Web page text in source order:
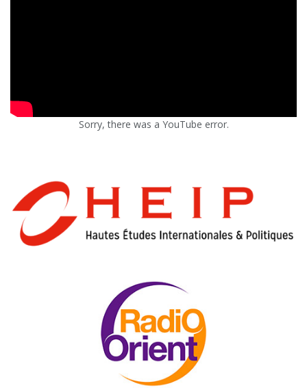
Sorry, there was a YouTube error.